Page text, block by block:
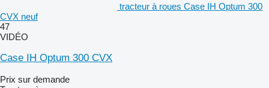
tracteur à roues Case IH Optum 300
CVX neuf
47
VIDÉO
Case IH Optum 300 CVX
Prix sur demande